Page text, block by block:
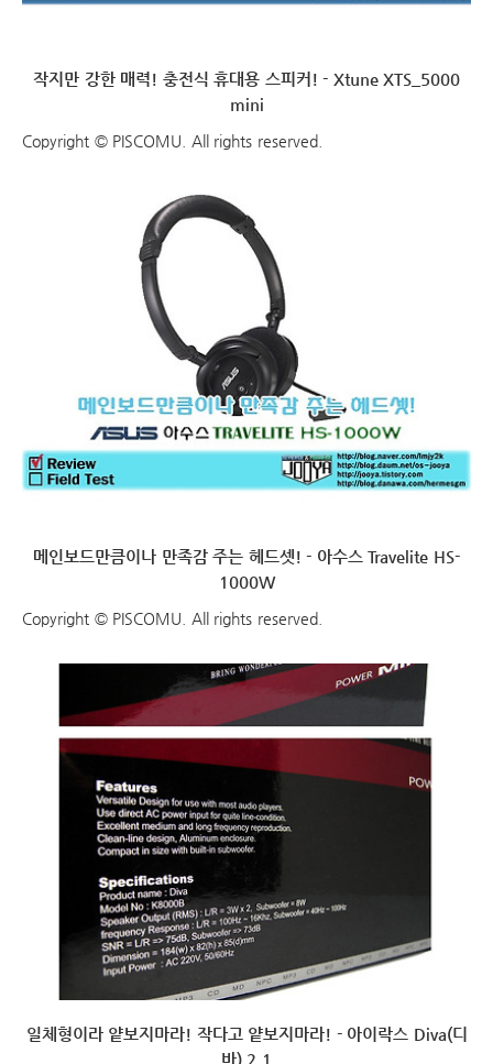
작지만 강한 매력! 충전식 휴대용 스피커! - Xtune XTS_5000
mini
Copyright © PISCOMU. All rights reserved.
메인보드만큼이나 만족감 주는 헤드셋! - 아수스 Travelite HS-
1000W
Copyright © PISCOMU. All rights reserved.
일체형이라 얕보지마라! 작다고 얕보지마라! - 아이락스 Diva(디
바) 2.1